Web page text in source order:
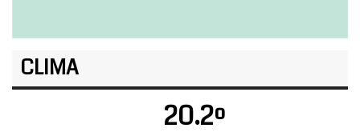
CLIMA
20.2º